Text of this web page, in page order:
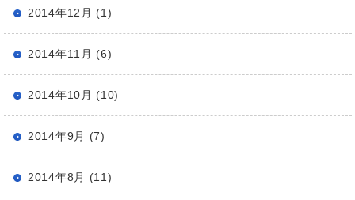
2014年12月 (1)
2014年11月 (6)
2014年10月 (10)
2014年9月 (7)
2014年8月 (11)